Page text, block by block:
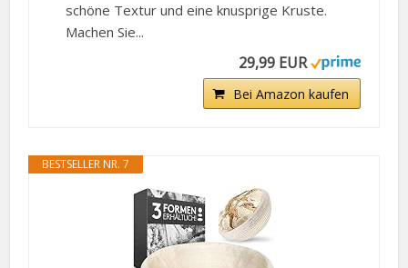
schöne Textur und eine knusprige Kruste.
Machen Sie...
29,99 EUR
Bei Amazon kaufen
BESTSELLER NR. 7